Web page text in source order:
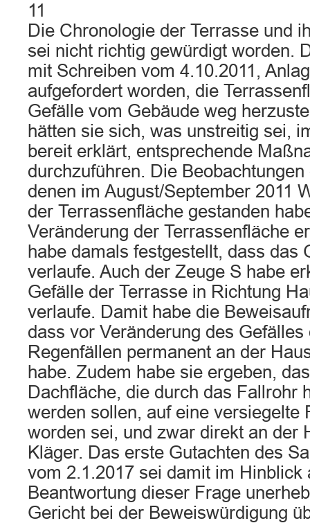
11
Die Chronologie der Terrasse und
sei nicht richtig gewürdigt worden.
mit Schreiben vom 4.10.2011,
aufgefordert worden, die
Gefälle vom Gebäude weg
hätten sie sich, was unstreitig sei,
bereit erklärt, entsprechende
durchzuführen. Die
denen im August/September 2011
der Terrassenfläche gestanden
Veränderung der Terrassenfläche
habe damals festgestellt, dass das
verlaufe. Auch der Zeuge S habe
Gefälle der Terrasse in Richtung
verlaufe. Damit habe die
dass vor Veränderung des
Regenfällen permanent an der
habe. Zudem habe sie ergeben,
Dachfläche, die durch das Fallrohr
werden sollen, auf eine versiegelte
worden sei, und zwar direkt an der
Kläger. Das erste Gutachten des
vom 2.1.2017 sei damit im Hinblick
Beantwortung dieser Frage
Gericht bei der Beweiswürdigung